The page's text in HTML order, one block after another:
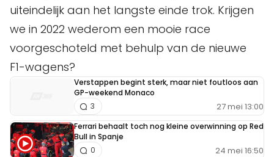
uiteindelijk aan het langste einde trok. Krijgen
we in 2022 wederom een mooie race
voorgeschoteld met behulp van de nieuwe
F1-wagens?
Verstappen begint sterk, maar niet foutloos aan
GP-weekend Monaco
27 mei 13:00
3
Ferrari behaalt toch nog kleine overwinning op Red
Bull in Spanje
24 mei 16:50
0